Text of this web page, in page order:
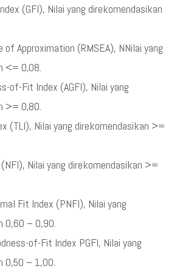
(GFI), Nilai yang direkomendasikan
of Approximation (RMSEA), NNilai yang
<= 0,08.
of-Fit Index (AGFI), Nilai yang
>= 0,80.
(TLI), Nilai yang direkomendasikan >=
Nilai yang direkomendasikan >=
Fit Index (PNFI), Nilai yang
0,60 – 0,90.
of-Fit Index PGFI, Nilai yang
0,50 – 1,00.